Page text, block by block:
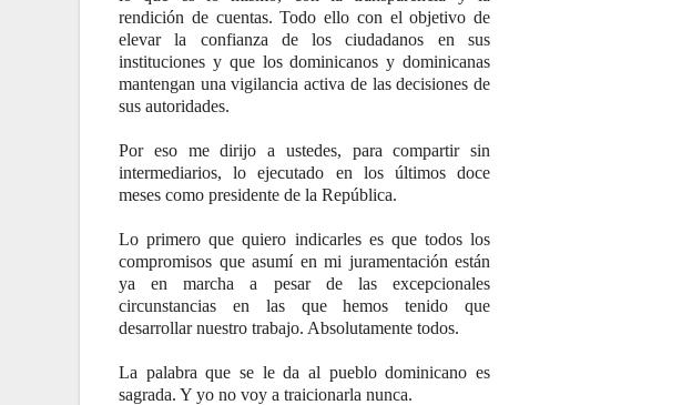
rendición de cuentas. Todo ello con el objetivo de
elevar la confianza de los ciudadanos en sus
instituciones y que los dominicanos y dominicanas
mantengan una vigilancia activa de las decisiones de
sus autoridades.
Por eso me dirijo a ustedes, para compartir sin
intermediarios, lo ejecutado en los últimos doce
meses como presidente de la República.
Lo primero que quiero indicarles es que todos los
compromisos que asumí en mi juramentación están
ya en marcha a pesar de las excepcionales
circunstancias en las que hemos tenido que
desarrollar nuestro trabajo. Absolutamente todos.
La palabra que se le da al pueblo dominicano es
sagrada. Y yo no voy a traicionarla nunca.